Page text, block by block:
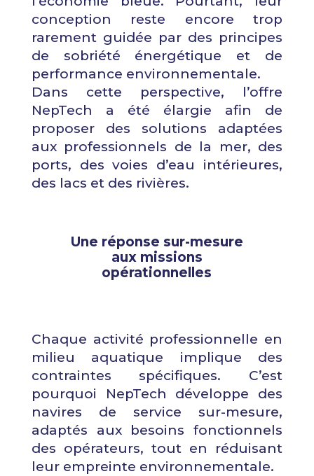
conception reste encore trop
rarement guidée par des principes
de sobriété énergétique et de
performance environnementale.
Dans cette perspective, l’offre
NepTech a été élargie afin de
proposer des solutions adaptées
aux professionnels de la mer, des
ports, des voies d’eau intérieures,
des lacs et des rivières.
Une réponse sur-mesure
aux missions
opérationnelles
Chaque activité professionnelle en
milieu aquatique implique des
contraintes spécifiques. C’est
pourquoi NepTech développe des
navires de service sur-mesure,
adaptés aux besoins fonctionnels
des opérateurs, tout en réduisant
leur empreinte environnementale.